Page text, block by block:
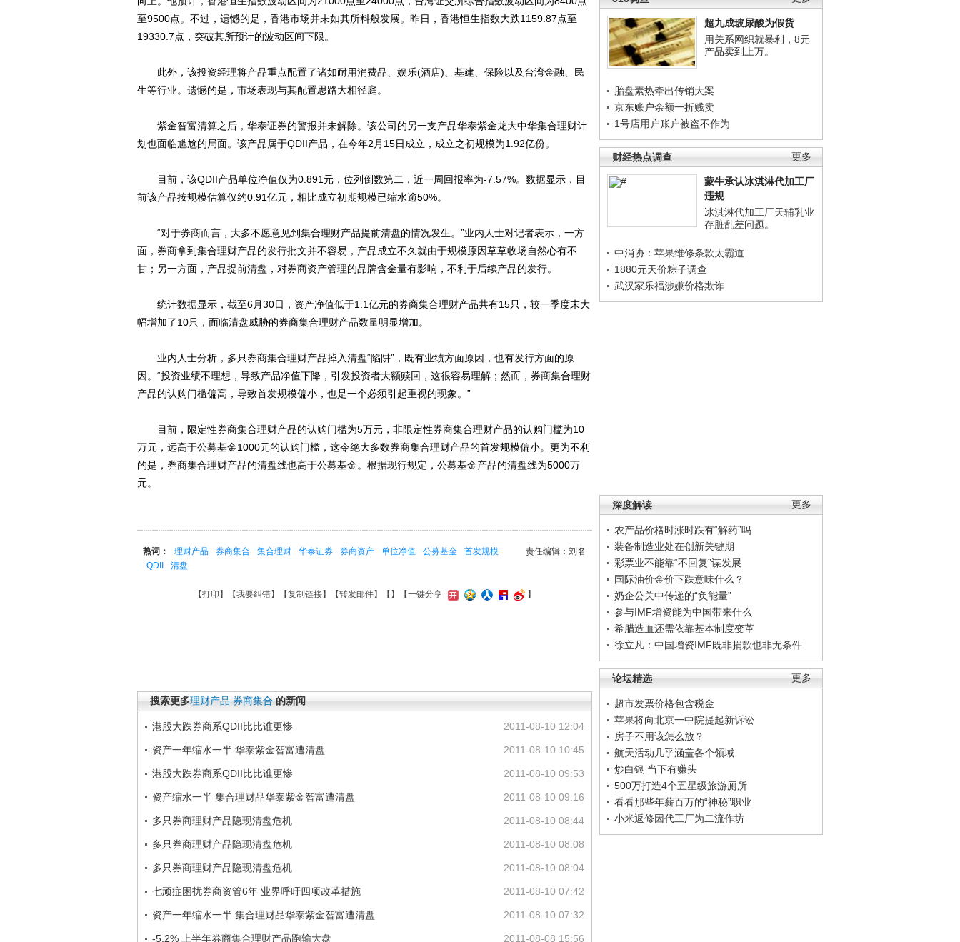
超九成玻尿酸为假货
用关系网织就暴利，8元
产品卖到上万。
胎盘素热牵出传销大案
京东账户余额一折贱卖
1号店用户账户被盗不作为
更多
财经热点调查
蒙牛承认冰淇淋代加工厂
违规
冰淇淋代加工厂天辅乳业
存脏乱差问题。
中消协：苹果维修条款太霸道
1880元天价粽子调查
武汉家乐福涉嫌价格欺诈
更多
深度解读
农产品价格时涨时跌有“解药”吗
装备制造业处在创新关键期
彩票业不能靠“不回复”谋发展
国际油价金价下跌意味什么？
奶企公关中传递的“负能量”
参与IMF增资能为中国带来什么
希腊造血还需依靠基本制度变革
徐立凡：中国增资IMF既非捐款也非无条件
更多
论坛精选
超市发票价格包含税金
苹果将向北京一中院提起新诉讼
房子不用该怎么放？
航天活动几乎涵盖各个领域
炒白银 当下有赚头
500万打造4个五星级旅游厕所
看看那些年薪百万的“神秘”职业
小米返修因代工厂为二流作坊
至9500点。不过，遗憾的是，香港市场并未如其所料般发展。昨日，香港恒生指数大跌1159.87点至
19330.7点，突破其所预计的波动区间下限。
此外，该投资经理将产品重点配置了诸如耐用消费品、娱乐(酒店)、基建、保险以及台湾金融、民
生等行业。遗憾的是，市场表现与其配置思路大相径庭。
紫金智富清算之后，华泰证券的警报并未解除。该公司的另一支产品华泰紫金龙大中华集合理财计
划也面临尴尬的局面。该产品属于QDII产品，在今年2月15日成立，成立之初规模为1.92亿份。
目前，该QDII产品单位净值仅为0.891元，位列倒数第二，近一周回报率为-7.57%。数据显示，目
前该产品按规模估算仅约0.91亿元，相比成立初期规模已缩水逾50%。
“对于券商而言，大多不愿意见到集合理财产品提前清盘的情况发生。”业内人士对记者表示，一方
面，券商拿到集合理财产品的发行批文并不容易，产品成立不久就由于规模原因草草收场自然心有不
甘；另一方面，产品提前清盘，对券商资产管理的品牌含金量有影响，不利于后续产品的发行。
统计数据显示，截至6月30日，资产净值低于1.1亿元的券商集合理财产品共有15只，较一季度末大
幅增加了10只，面临清盘威胁的券商集合理财产品数量明显增加。
业内人士分析，多只券商集合理财产品掉入清盘“陷阱”，既有业绩方面原因，也有发行方面的原
因。“投资业绩不理想，导致产品净值下降，引发投资者大额赎回，这很容易理解；然而，券商集合理财
产品的认购门槛偏高，导致首发规模偏小，也是一个必须引起重视的现象。”
目前，限定性券商集合理财产品的认购门槛为5万元，非限定性券商集合理财产品的认购门槛为10
万元，远高于公募基金1000元的认购门槛，这令绝大多数券商集合理财产品的首发规模偏小。更为不利
的是，券商集合理财产品的清盘线也高于公募基金。根据现行规定，公募基金产品的清盘线为5000万
元。
责任编辑：刘名
热词： 理财产品 券商集合 集合理财 华泰证券 券商资产 单位净值 公募基金
首发规模
QDII
清盘
【打印 】【我要纠错】【复制链接】【转发邮件】【 】 【一键分享 】
搜索更多理财产品 券商集合 的新闻
2011-08-10 12:04
港股大跌券商系QDII比比谁更惨
2011-08-10 10:45
资产一年缩水一半 华泰紫金智富遭清盘
2011-08-10 09:53
港股大跌券商系QDII比比谁更惨
2011-08-10 09:16
资产缩水一半 集合理财品华泰紫金智富遭清盘
2011-08-10 08:44
多只券商理财产品隐现清盘危机
2011-08-10 08:08
多只券商理财产品隐现清盘危机
2011-08-10 08:04
多只券商理财产品隐现清盘危机
2011-08-10 07:42
七顽症困扰券商资管6年 业界呼吁四项改革措施
2011-08-10 07:32
资产一年缩水一半 集合理财品华泰紫金智富遭清盘
2011-08-08 15:56
-5.2% 上半年券商集合理财产品跑输大盘